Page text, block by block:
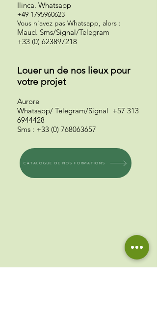
Ilinca. Whatsapp
+49 1795960623
Vous n'avez pas Whatsapp, alors :
Maud. Sms/Signal/Telegram
+33 (0) 623897218
Louer un de nos lieux pour
votre projet
Aurore
Whatsapp/ Telegram/Signal +57 313
6944428
Sms : +33 (0) 768063657
CATALOGUE DE NOS FORMATIONS